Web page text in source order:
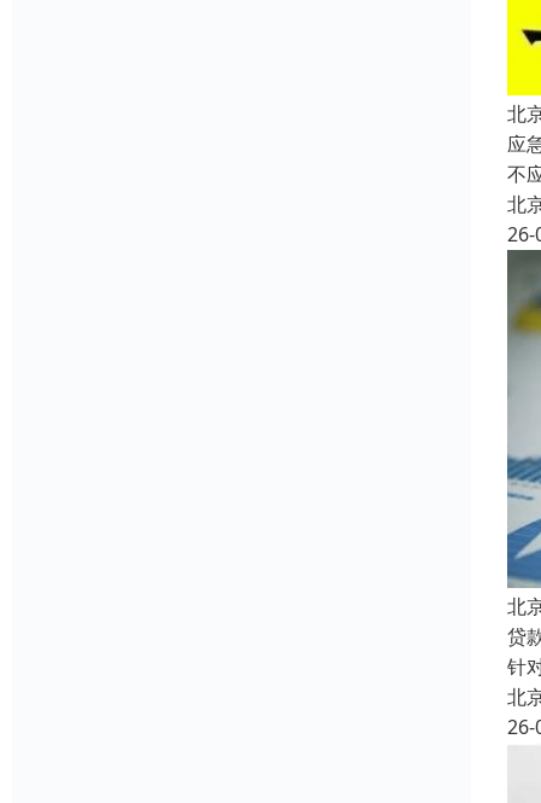
北
应
不
北
26-
北
贷
针
北
26-